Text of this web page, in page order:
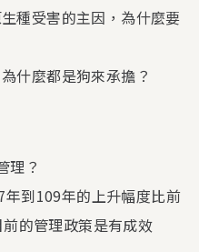
種受害的主因，為什麼要
什麼都是狗來承擔？
理？
到109年的上升幅度比前
的管理政策是有成效